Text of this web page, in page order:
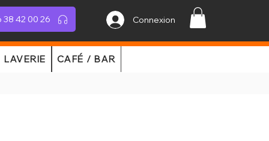
38 42 00 26 Connexion
LAVERIE CAFÉ / BAR